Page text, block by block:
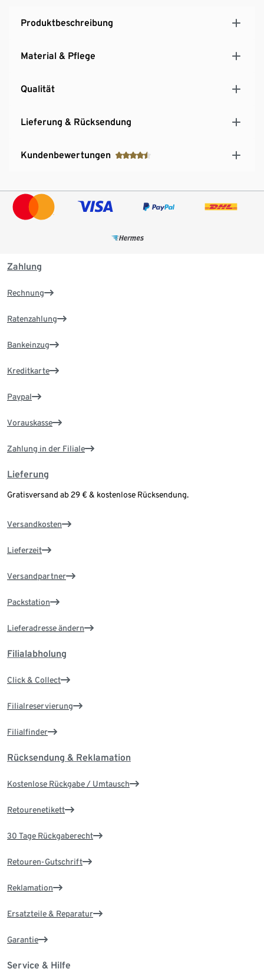
Produktbeschreibung
Material & Pflege
Qualität
Lieferung & Rücksendung
Kundenbewertungen
Zahlung
Rechnung
Ratenzahlung
Bankeinzug
Kreditkarte
Paypal
Vorauskasse
Zahlung in der Filiale
Lieferung
Gratisversand ab 29 € & kostenlose Rücksendung.
Versandkosten
Lieferzeit
Versandpartner
Packstation
Lieferadresse ändern
Filialabholung
Click & Collect
Filialreservierung
Filialfinder
Rücksendung & Reklamation
Kostenlose Rückgabe / Umtausch
Retourenetikett
30 Tage Rückgaberecht
Retouren-Gutschrift
Reklamation
Ersatzteile & Reparatur
Garantie
Service & Hilfe